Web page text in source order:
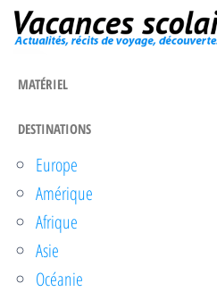
Passer
MATÉRIEL
DESTINATIONS
Europe
Amérique
Afrique
Asie
Océanie